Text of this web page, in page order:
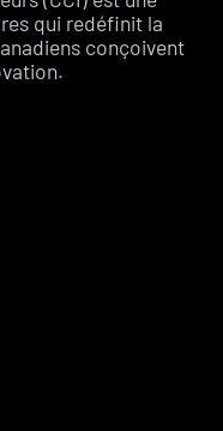
qui redéfinit la
conçoivent